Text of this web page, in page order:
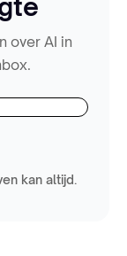
over AI in
kan altijd.